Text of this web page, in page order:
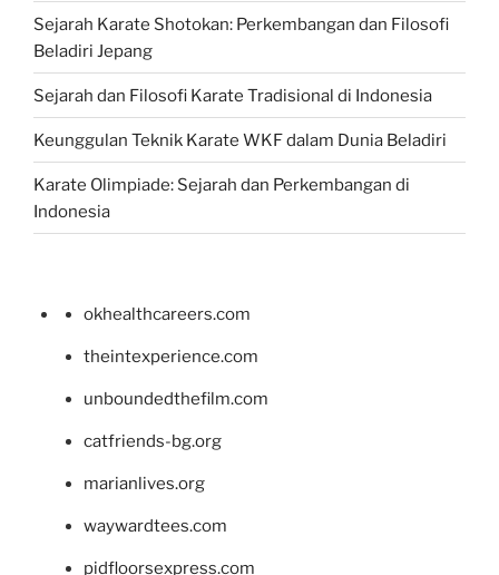
Sejarah Karate Shotokan: Perkembangan dan Filosofi
Beladiri Jepang
Sejarah dan Filosofi Karate Tradisional di Indonesia
Keunggulan Teknik Karate WKF dalam Dunia Beladiri
Karate Olimpiade: Sejarah dan Perkembangan di
Indonesia
okhealthcareers.com
theintexperience.com
unboundedthefilm.com
catfriends-bg.org
marianlives.org
waywardtees.com
pidfloorsexpress.com